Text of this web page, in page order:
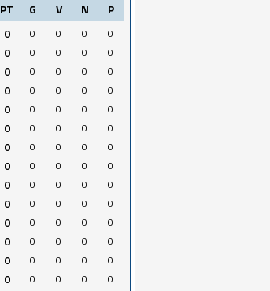
PT G V N P
0 0 0 0
0
0 0 0 0
0
0 0 0 0
0
0 0 0 0
0
0 0 0 0
0
0 0 0 0
0
0 0 0 0
0
0 0 0 0
0
0 0 0 0
0
0 0 0 0
0
0 0 0 0
0
0 0 0 0
0
0 0 0 0
0
0 0 0 0
0